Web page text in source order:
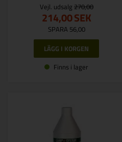
Vejl. udsalg 270,00
214,00SEK
SPARA 56,00
Finns i lager